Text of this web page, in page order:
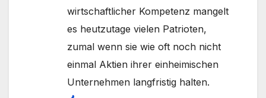
wirtschaftlicher Kompetenz mangelt
es heutzutage vielen Patrioten,
zumal wenn sie wie oft noch nicht
einmal Aktien ihrer einheimischen
Unternehmen langfristig halten.